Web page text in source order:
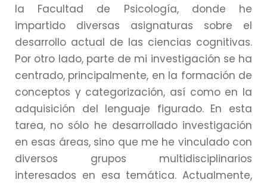
la Facultad de Psicología, donde he
impartido diversas asignaturas sobre el
desarrollo actual de las ciencias cognitivas.
Por otro lado, parte de mi investigación se ha
centrado, principalmente, en la formación de
conceptos y categorización, así como en la
adquisición del lenguaje figurado. En esta
tarea, no sólo he desarrollado investigación
en esas áreas, sino que me he vinculado con
diversos grupos multidisciplinarios
interesados en esa temática. Actualmente,